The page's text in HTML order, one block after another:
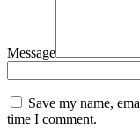
Message
Save my name,
time I comment.